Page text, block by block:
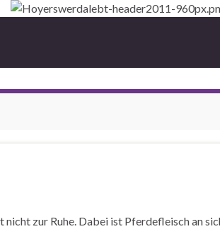
zur Ruhe. Dabei ist Pferdefleisch an